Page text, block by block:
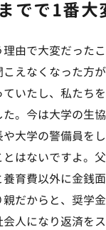
でで1番大
理由で大変だった
こえなくなった方
ていたし、私たち
た。今は大学の生
や大学の警備員を
とはないですよ。
養育費以外に金銭
親だからと、奨学
人になり返済を